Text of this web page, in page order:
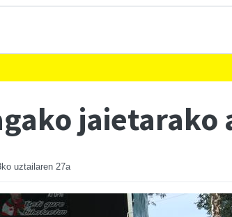
jaietarako
uztailaren 27a